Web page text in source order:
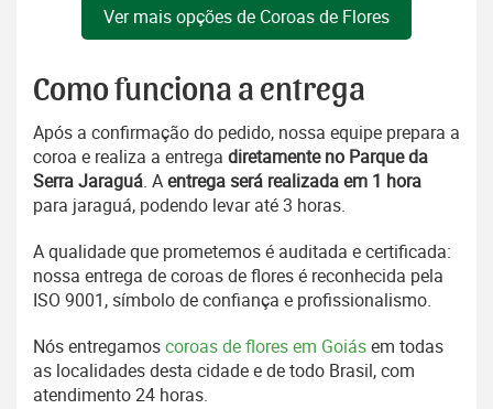
Ver mais opções de Coroas de Flores
Como funciona a entrega
Após a confirmação do pedido, nossa equipe prepara a
coroa e realiza a entrega diretamente no Parque da
Serra Jaraguá. Aentrega será realizada em 1 hora
para jaraguá, podendo levar até 3 horas.
A qualidade que prometemos é auditada e certificada:
nossa entrega de coroas de flores é reconhecida pela
ISO 9001, símbolo de confiança e profissionalismo.
Nós entregamoscoroas de flores em Goiásem todas
as localidades desta cidade e de todo Brasil, com
atendimento 24 horas.